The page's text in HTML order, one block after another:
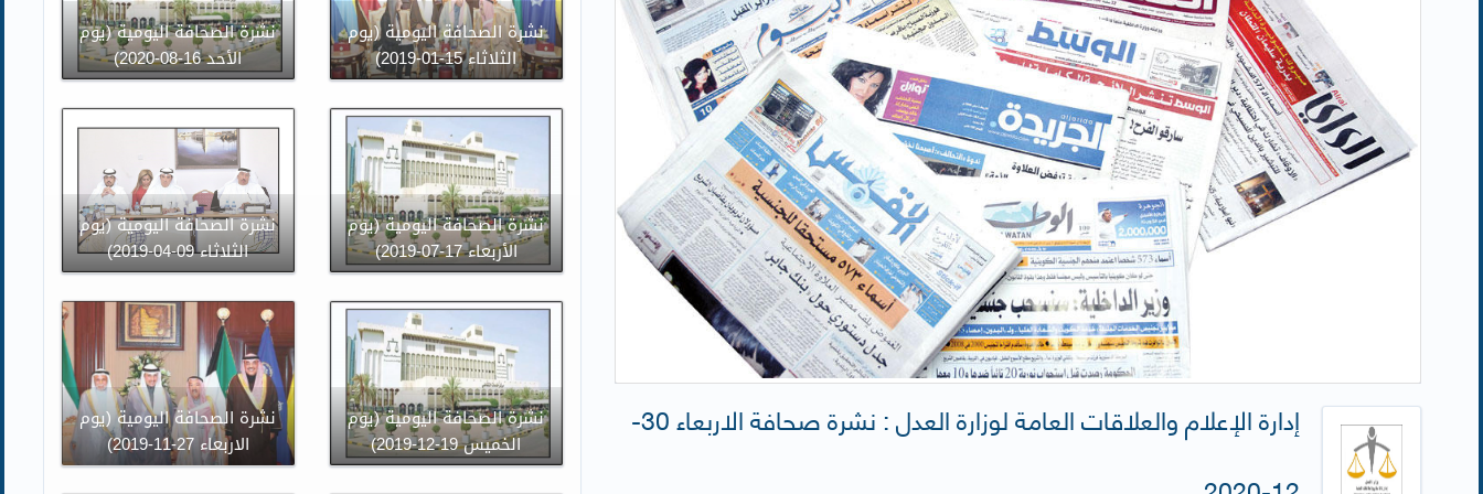
إدارة الإعلام والعلاقات العامة لوزارة العدل : نشرة صحافة الاربعاء 30-
نشرة الصحافة اليومية (يوم
الأحد 16-08-2020)
نشرة الصحافة اليومية (يوم
الثلاثاء 15-01-2019)
نشرة الصحافة اليومية (يوم
الثلاثاء 09-04-2019)
نشرة الصحافة اليومية (يوم
الأربعاء 17-07-2019)
نشرة الصحافة اليومية (يوم
الاربعاء 27-11-2019)
نشرة الصحافة اليومية (يوم
الخميس 19-12-2019)